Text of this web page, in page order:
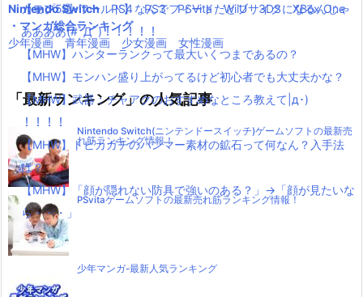
【モンハンワールド】なんでフィードだとブサイクになるんじゃ
ああああ(#ﾟДﾟ)！！！！！
【MHW】ハンターランクって最大いくつまであるの？
【MHW】モンハン盛り上がってるけど初心者でも大丈夫かな？
【MHW】武器：チャアクのおすすめなところ教えて|д･)
！！！！
【MHW】トビカガチのハンマー素材の鉱石って何なん？入手法
は？
【MHW】「顔が隠れない防具で強いのある？」→「顔が見たいな
ら・・・」
カップ5選
Nintendo Switch
PS4 PS3 PSVita WiiU 3DS
XBox One
・マンガ総合ランキング
少年漫画
青年漫画 少女漫画 女性漫画
「最新ランキング」の人気記事
Nintendo Switch(ニンテンドースイッチ)ゲームソフトの最新売
れ筋ランキング情報！
PSvitaゲームソフトの最新売れ筋ランキング情報！
少年マンガ-最新人気ランキング